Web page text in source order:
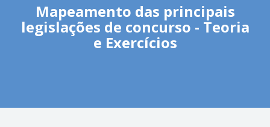
Mapeamento das principais
legislações de concurso - Teoria
e Exercícios